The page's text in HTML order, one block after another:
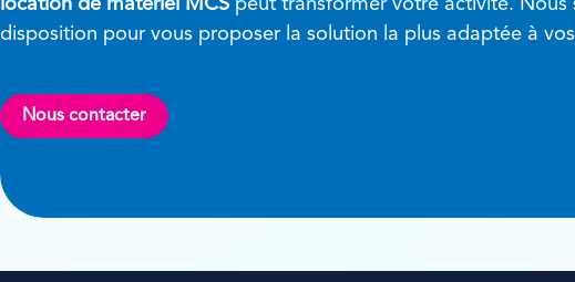
location de matériel MCS peut transformer votre activité. Nous
disposition pour vous proposer la solution la plus adaptée à
Nous contacter